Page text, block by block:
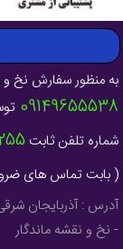
به منظور سفارش نخ
09149655538
شماره تلفن ثابت 041
( بابت تماس های
- نخ و نقشه ماندگار